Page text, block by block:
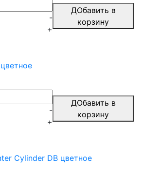
-
+
ДОбавить в
корзину
-
+
ДОбавить в
корзину
Cylinder DB цветное